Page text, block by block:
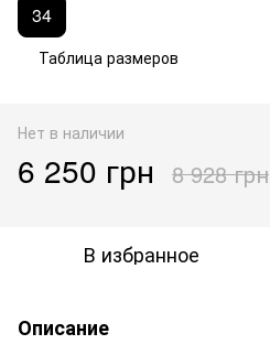
34
Таблица размеров
Нет в наличии
6 250 грн 8 928 грн
В избранное
Описание